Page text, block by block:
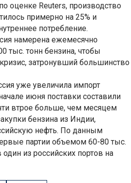
оценке Reuters, производство
примерно на 25% и
потребление.
намерена ежемесячно
тыс. тонн бензина, чтобы
затронувший большинство
уже увеличила импорт
июня поставки составили
втрое больше, чем месяцем
бензина из Индии,
нефть. По данным
партии объемом 60-80 тыс.
из российских портов на